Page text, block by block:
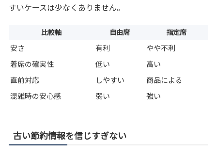
すいケースは少なくありません。
比較軸 自由席 指定席
安さ 有利
やや不利
着席の確実性
低い
高い
直前対応
しやすい
商品による
混雑時の安心感
弱い 強い
古い節約情報を信じすぎない